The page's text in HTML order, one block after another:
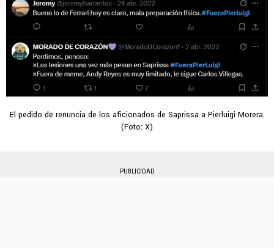
El pedido de renuncia de los aficionados de Saprissa a Pierluigi Morera.
(Foto: X)
PUBLICIDAD